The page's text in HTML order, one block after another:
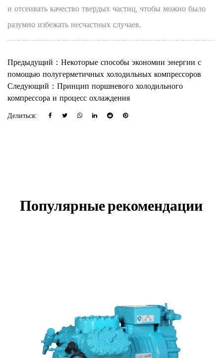
и отсеивать качество твердых частиц, чтобы можно было
разумно избежать несчастных случаев.
Предыдущий：Некоторые способы экономии энергии с
помощью полугерметичных холодильных компрессоров
Следующий：Принцип поршневого холодильного
компрессора и процесс охлаждения
Делиться:
Популярные рекомендации